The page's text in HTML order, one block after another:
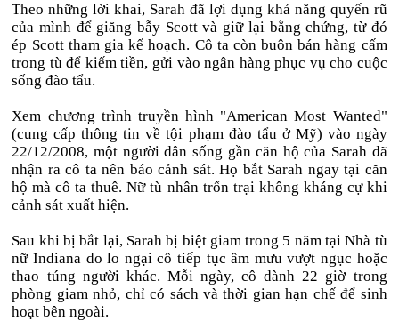
Theo những lời khai, Sarah đã lợi dụng khả năng quyến rũ
của mình để giăng bẫy Scott và giữ lại bằng chứng, từ đó
ép Scott tham gia kế hoạch. Cô ta còn buôn bán hàng cấm
trong tù để kiếm tiền, gửi vào ngân hàng phục vụ cho cuộc
sống đào tẩu.
Xem chương trình truyền hình "American Most Wanted"
(cung cấp thông tin về tội phạm đào tẩu ở Mỹ) vào ngày
22/12/2008, một người dân sống gần căn hộ của Sarah đã
nhận ra cô ta nên báo cảnh sát. Họ bắt Sarah ngay tại căn
hộ mà cô ta thuê. Nữ tù nhân trốn trại không kháng cự khi
cảnh sát xuất hiện.
Sau khi bị bắt lại, Sarah bị biệt giam trong 5 năm tại Nhà tù
nữ Indiana do lo ngại cô tiếp tục âm mưu vượt ngục hoặc
thao túng người khác. Mỗi ngày, cô dành 22 giờ trong
phòng giam nhỏ, chỉ có sách và thời gian hạn chế để sinh
hoạt bên ngoài.